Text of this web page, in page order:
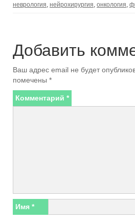
неврология, нейрохирургия, онкология,
Добавить
Ваш адрес email не будет
помечены *
Комментарий *
Имя *